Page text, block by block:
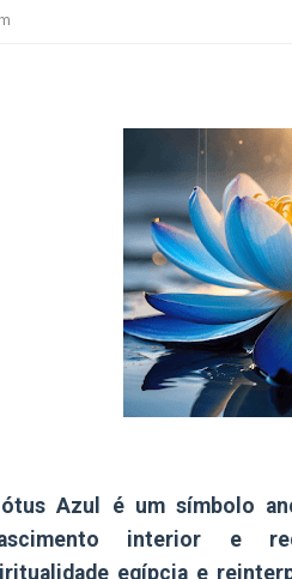
Azul
é um símbolo
interior e
egípcia e